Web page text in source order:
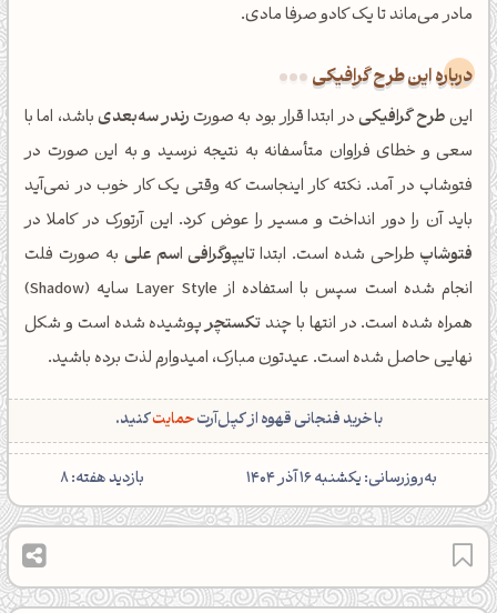
مادر می‌ماند تا یک کادو صرفا مادی.
درباره این طرح گرافیکی
اینطرح گرافیکیدر ابتدا قرار بود به صورترندر سه‌بعدیباشد، اما با
سعی و خطای فراوان متأسفانه به نتیجه نرسید و به این صورت در
فتوشاپ در آمد. نکته کار اینجاست که وقتی یک کار خوب در نمی‌آید
باید آن را دور انداخت و مسیر را عوض کرد. این آرتورک در کاملا در
فتوشاپ طراحی شده است. ابتداتایپوگرافی اسم علی به صورت فلت
انجام شده است سپس با استفاده از Layer Style سایه (Shadow)
همراه شده است. در انتها با چندتکستچرپوشیده شده است و شکل
نهایی حاصل شده است. عیدتون مبارک، امیدوارم لذت برده باشید.
با خرید فنجانی قهوه از کپل‌آرتحمایتکنید.
‌به‌روزرسانی: یکشنبه 16 آذر 1404 بازدید هفته: 8